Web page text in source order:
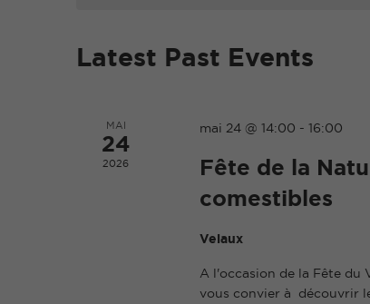
Latest Past Events
MAI
24
2026
mai 24 @ 14:00 - 16:00
Fête de la
comestibles
Velaux
A l'occasion de la Fête du
vous convier à découvrir